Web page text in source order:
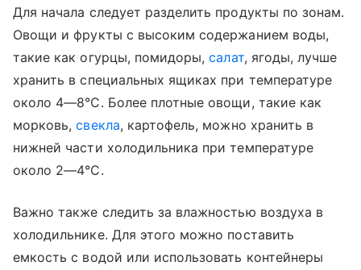
Для начала следует разделить продукты по зонам.
Овощи и фрукты с высоким содержанием воды,
такие как огурцы, помидоры,салат, ягоды, лучше
хранить в специальных ящиках при температуре
около 4—8°C. Более плотные овощи, такие как
морковь,свекла, картофель, можно хранить в
нижней части холодильника при температуре
около 2—4°C.
Важно также следить за влажностью воздуха в
холодильнике. Для этого можно поставить
емкость с водой или использовать контейнеры